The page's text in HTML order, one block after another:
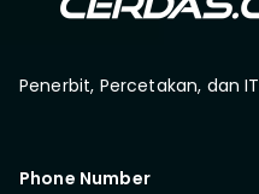
Penerbit, Percetakan, dan IT
Phone Number